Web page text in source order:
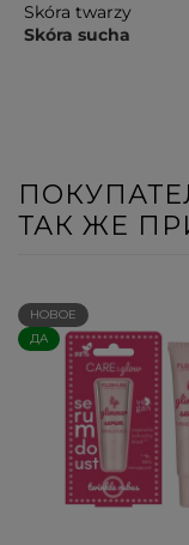
Skóra twarzy
Skóra sucha
ТАК ЖЕ
НОВОЕ
ДА